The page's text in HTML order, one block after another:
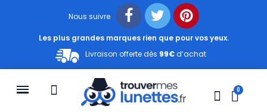
Nous suivre
Les plus grandes marques rien que pour vos yeux.
Livraison offerte dès 99€d’achat